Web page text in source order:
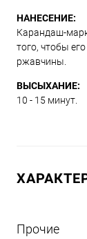
НАНЕСЕНИЕ:
Карандаш-
того, чтобы
ржавчины.
ВЫСЫХАНИЕ:
10 - 15 минут.
Прочие